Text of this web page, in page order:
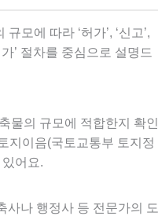
모에 따라 ‘허가’, ‘신고’,
’ 절차를 중심으로 설명드
물의 규모에 적합한지 확인
지이음(국토교통부 토지정
어요.
사나 행정사 등 전문가의 도